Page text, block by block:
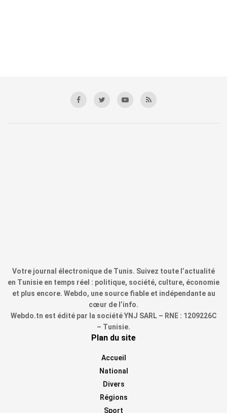
Votre journal électronique de Tunis. Suivez toute l’actualité
en Tunisie en temps réel : politique, société, culture, économie
et plus encore. Webdo, une source fiable et indépendante au
cœur de l’info.
Webdo.tn est édité par la société YNJ SARL – RNE : 1209226C
– Tunisie.
Plan du site
Accueil
National
Divers
Régions
Sport